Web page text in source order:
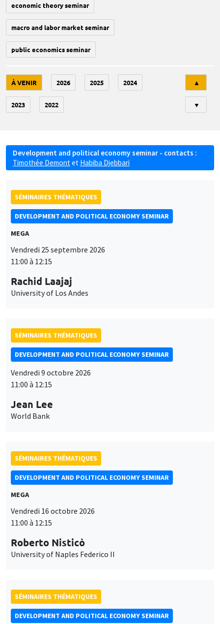
economic theory seminar
macro and labor market seminar
public economics seminar
À VENIR 2026 2025 2024
2023 2022
▲
▼
Development and political economy seminar - contacts :
Timothée Demont et Habiba Djebbari
SÉMINAIRES THÉMATIQUES
DEVELOPMENT AND POLITICAL ECONOMY SEMINAR
MEGA
Vendredi 25 septembre 2026
11:00 à 12:15
Rachid Laajaj
University of Los Andes
SÉMINAIRES THÉMATIQUES
DEVELOPMENT AND POLITICAL ECONOMY SEMINAR
Vendredi 9 octobre 2026
11:00 à 12:15
Jean Lee
World Bank
SÉMINAIRES THÉMATIQUES
DEVELOPMENT AND POLITICAL ECONOMY SEMINAR
MEGA
Vendredi 16 octobre 2026
11:00 à 12:15
Roberto Nisticò
University of Naples Federico II
SÉMINAIRES THÉMATIQUES
DEVELOPMENT AND POLITICAL ECONOMY SEMINAR